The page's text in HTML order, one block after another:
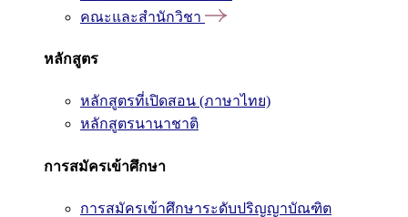
คณะและสำนักวิชา
หลักสูตร
หลักสูตรที่เปิดสอน (ภาษาไทย)
หลักสูตรนานาชาติ
การสมัครเข้าศึกษา
การสมัครเข้าศึกษาระดับปริญญาบัณฑิต